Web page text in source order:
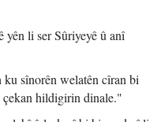
yên li ser Sûriyeyê û anî
sînorên welatên cîran bi
hildigirin dinale."